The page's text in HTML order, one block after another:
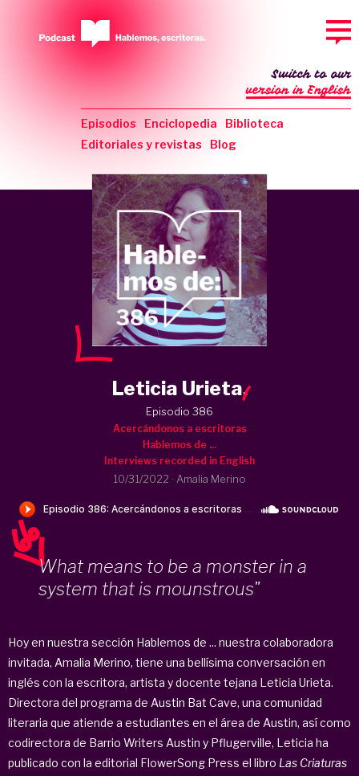
Episodios Enciclopedia
Biblioteca
Editoriales y revistas
Blog
Switch to our
version in English
Leticia Urieta.
Episodio 386
Acercándonos a escritoras
Hablemos de ...
Interviews recorded in English
10/31/2022 · Amalia Merino
What means to be a monster in a
system that is mounstrous"
Hoy en nuestra sección Hablemos de ... nuestra colaboradora
invitada, Amalia Merino, tiene una bellísima conversación en
inglés con la escritora, artista y docente tejana Leticia Urieta.
Directora del programa de Austin Bat Cave, una comunidad
literaria que atiende a estudiantes en el área de Austin, así como
codirectora de Barrio Writers Austin y Pflugerville, Leticia ha
publicado con la editorial FlowerSong Press el libro Las Criaturas